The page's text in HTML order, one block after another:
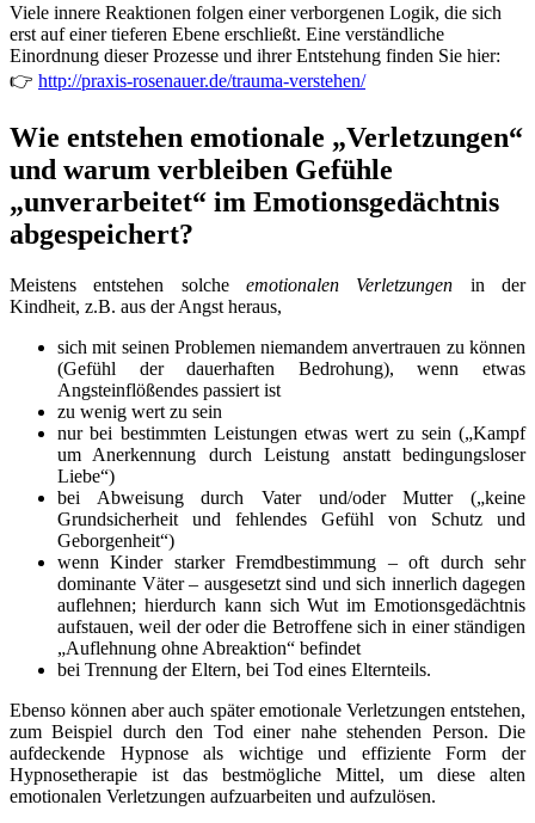
Viele innere Reaktionen folgen einer verborgenen Logik, die sich
erst auf einer tieferen Ebene erschließt. Eine verständliche
Einordnung dieser Prozesse und ihrer Entstehung finden Sie hier:
👉 http://praxis-rosenauer.de/trauma-verstehen/
Wie entstehen emotionale „Verletzungen“
und warum verbleiben Gefühle
„unverarbeitet“ im Emotionsgedächtnis
abgespeichert?
Meistens entstehen solche emotionalen Verletzungen in der
Kindheit, z.B. aus der Angst heraus,
sich mit seinen Problemen niemandem anvertrauen zu können
(Gefühl der dauerhaften Bedrohung), wenn etwas
Angsteinflößendes passiert ist
zu wenig wert zu sein
nur bei bestimmten Leistungen etwas wert zu sein („Kampf
um Anerkennung durch Leistung anstatt bedingungsloser
Liebe“)
bei Abweisung durch Vater und/oder Mutter („keine
Grundsicherheit und fehlendes Gefühl von Schutz und
Geborgenheit“)
wenn Kinder starker Fremdbestimmung – oft durch sehr
dominante Väter – ausgesetzt sind und sich innerlich dagegen
auflehnen; hierdurch kann sich Wut im Emotionsgedächtnis
aufstauen, weil der oder die Betroffene sich in einer ständigen
„Auflehnung ohne Abreaktion“ befindet
bei Trennung der Eltern, bei Tod eines Elternteils.
Ebenso können aber auch später emotionale Verletzungen entstehen,
zum Beispiel durch den Tod einer nahe stehenden Person. Die
aufdeckende Hypnose als wichtige und effiziente Form der
Hypnosetherapie ist das bestmögliche Mittel, um diese alten
emotionalen Verletzungen aufzuarbeiten und aufzulösen.